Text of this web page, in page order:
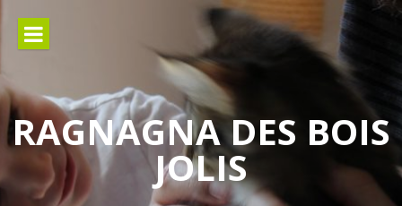
contenu
RAGNAGNA DES BOIS
JOLIS